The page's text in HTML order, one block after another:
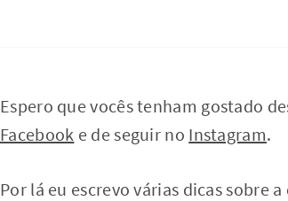
Espero que vocês tenham gostado
Facebook e de seguir no Instagram.
Por lá eu escrevo várias dicas sobre